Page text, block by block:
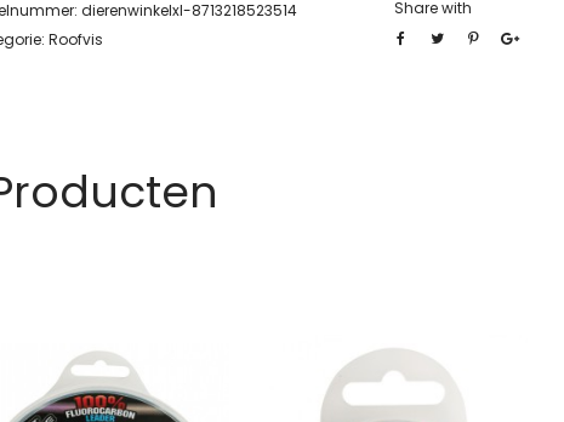
dierenwinkelxl-8713218523514
Roofvis
Share with